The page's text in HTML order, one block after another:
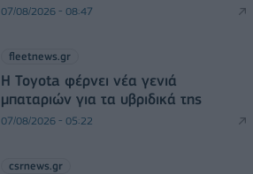
07/08/2026 - 08:47
fleetnews.gr
Η Toyota φέρνει νέα γενιά
μπαταριών για τα υβριδικά της
07/08/2026 - 05:22
csrnews.gr